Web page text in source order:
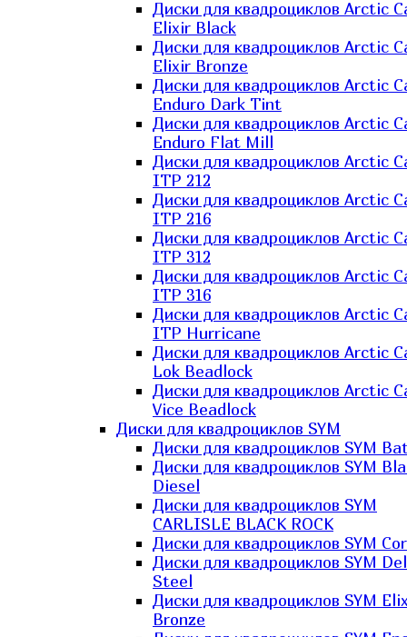
Диски для квадроциклов Arctic
Elixir Black
Диски для квадроциклов Arctic
Elixir Bronze
Диски для квадроциклов Arctic
Enduro Dark Tint
Диски для квадроциклов Arctic
Enduro Flat Mill
Диски для квадроциклов Arctic
ITP 212
Диски для квадроциклов Arctic
ITP 216
Диски для квадроциклов Arctic
ITP 312
Диски для квадроциклов Arctic
ITP 316
Диски для квадроциклов Arctic
ITP Hurricane
Диски для квадроциклов Arctic
Lok Beadlock
Диски для квадроциклов Arctic
Vice Beadlock
Диски для квадроциклов SYM
Диски для квадроциклов SYM
Диски для квадроциклов SYM
Diesel
Диски для квадроциклов SYM
CARLISLE BLACK ROCK
Диски для квадроциклов SYM
Диски для квадроциклов SYM
Steel
Диски для квадроциклов SYM
Bronze